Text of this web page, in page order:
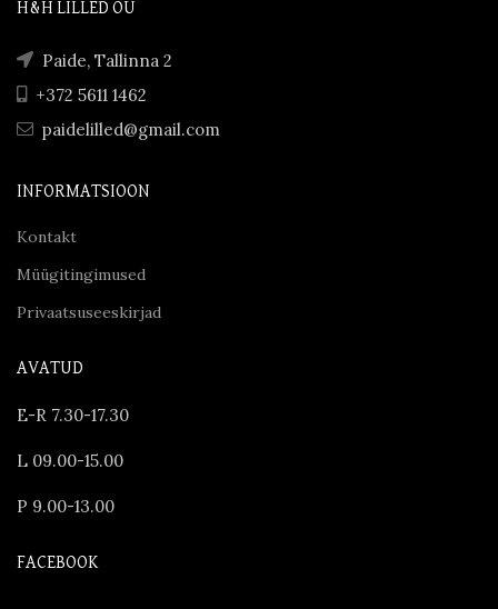
H&H LILLED OÜ
Paide, Tallinna 2
+372 5611 1462
paidelilled@gmail.com
INFORMATSIOON
Kontakt
Müügitingimused
Privaatsuseeskirjad
AVATUD
E-R 7.30-17.30
L 09.00-15.00
P 9.00-13.00
FACEBOOK